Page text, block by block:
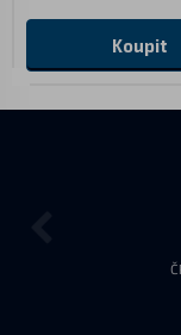
Koupit